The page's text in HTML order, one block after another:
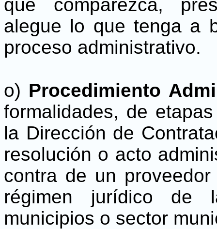
que comparezca,
alegue lo que tenga a
proceso administrativo.
o) Procedimiento
formalidades, de
la Dirección de
resolución o acto
contra de un
régimen jurídico de
municipios o sector